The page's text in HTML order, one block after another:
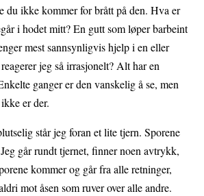
du ikke kommer for brått på den. Hva er
i hodet mitt? En gutt som løper barbeint
mest sannsynligvis hjelp i en eller
jeg så irrasjonelt? Alt har en
ganger er den vanskelig å se, men
er der.
står jeg foran et lite tjern. Sporene
går rundt tjernet, finner noen avtrykk,
kommer og går fra alle retninger,
mot åsen som ruver over alle andre.